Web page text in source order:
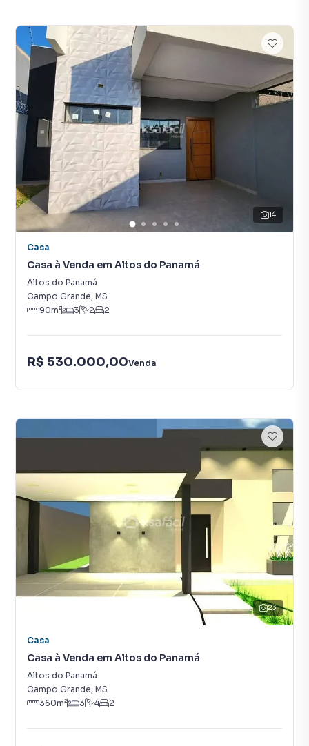
14
Casa
Casa à Venda em Altos do Panamá
Altos do Panamá
Campo Grande, MS
90m² 3 2 2
R$ 530.000,00Venda
23
Casa
Casa à Venda em Altos do Panamá
Altos do Panamá
Campo Grande, MS
360m² 3 4 2